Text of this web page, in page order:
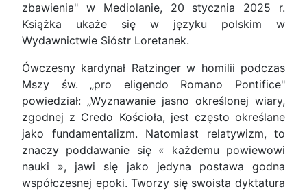
zbawienia" w Mediolanie, 20 stycznia 2025 r.
Książka ukaże się w języku polskim w
Wydawnictwie Sióstr Loretanek.
Ówczesny kardynał Ratzinger w homilii podczas
Mszy św. „pro eligendo Romano Pontifice"
powiedział: „Wyznawanie jasno określonej wiary,
zgodnej z Credo Kościoła, jest często określane
jako fundamentalizm. Natomiast relatywizm, to
znaczy poddawanie się « każdemu powiewowi
nauki », jawi się jako jedyna postawa godna
współczesnej epoki. Tworzy się swoista dyktatura